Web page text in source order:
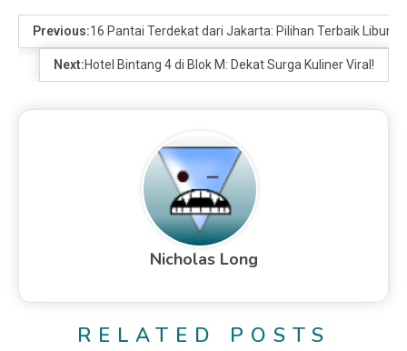
Previous:16 Pantai Terdekat dari Jakarta: Pilihan Terbaik
Next:Hotel Bintang 4 di Blok M: Dekat Surga Kuliner Viral!
Nicholas Long
RELATED POSTS